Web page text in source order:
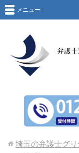
メニュー
埼玉の弁護士グ